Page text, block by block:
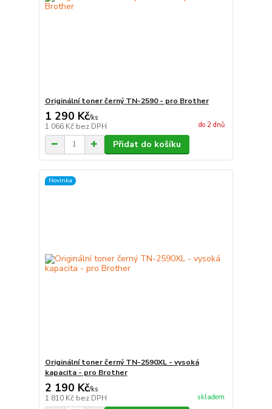
Originální toner černý TN-2590 - pro Brother
1 290 Kč/ks
1 066 Kč bez DPH do 2 dnů
Přidat do košíku
Novinka
Originální toner černý TN-2590XL - vysoká
kapacita - pro Brother
2 190 Kč/ks
1 810 Kč bez DPH skladem